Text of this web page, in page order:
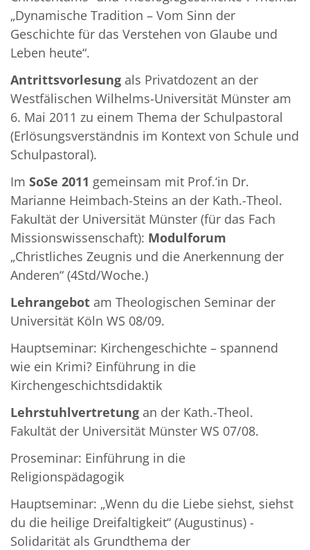
„Dynamische Tradition – Vom Sinn der
Geschichte für das Verstehen von Glaube und
Leben heute“.
Antrittsvorlesung als Privatdozent an der
Westfälischen Wilhelms-Universität Münster am
6. Mai 2011 zu einem Thema der Schulpastoral
(Erlösungsverständnis im Kontext von Schule und
Schulpastoral).
Im SoSe 2011 gemeinsam mit Prof.‘in Dr.
Marianne Heimbach-Steins an der Kath.-Theol.
Fakultät der Universität Münster (für das Fach
Missionswissenschaft): Modulforum
„Christliches Zeugnis und die Anerkennung der
Anderen“ (4Std/Woche.)
Lehrangebot am Theologischen Seminar der
Universität Köln WS 08/09.
Hauptseminar: Kirchengeschichte – spannend
wie ein Krimi? Einführung in die
Kirchengeschichtsdidaktik
Lehrstuhlvertretung an der Kath.-Theol.
Fakultät der Universität Münster WS 07/08.
Proseminar: Einführung in die
Religionspädagogik
Hauptseminar: „Wenn du die Liebe siehst, siehst
du die heilige Dreifaltigkeit“ (Augustinus) -
Solidarität als Grundthema der